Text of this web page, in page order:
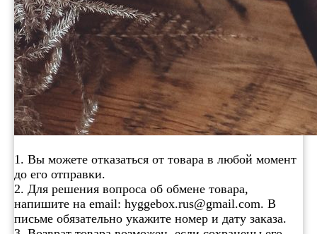
1. Вы можете отказаться от товара в любой момент
до его отправки.
2. Для решения вопроса об обмене товара,
напишите на email: hyggebox.rus@gmail.com. В
письме обязательно укажите номер и дату заказа.